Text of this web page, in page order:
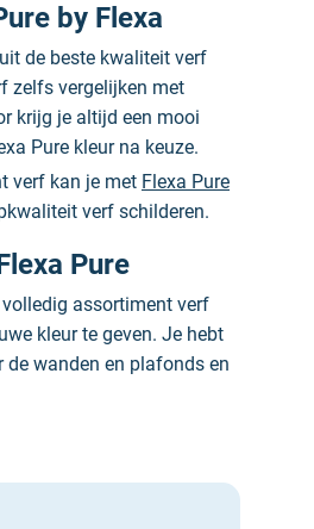
by Flexa
de beste kwaliteit verf
zelfs vergelijken met
krijg je altijd een mooi
Pure kleur na keuze.
verf kan je met Flexa Pure
verf schilderen.
Pure
assortiment verf
kleur te geven. Je hebt
wanden en plafonds en
van Flexa Pure
binnen te
verven je hele woning
ruimtes met daarbij de